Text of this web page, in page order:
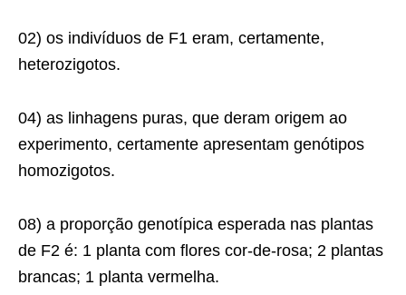
02) os indivíduos de F1 eram, certamente,
heterozigotos.
04) as linhagens puras, que deram origem ao
experimento, certamente apresentam genótipos
homozigotos.
08) a proporção genotípica esperada nas plantas
de F2 é: 1 planta com flores cor-de-rosa; 2 plantas
brancas; 1 planta vermelha.